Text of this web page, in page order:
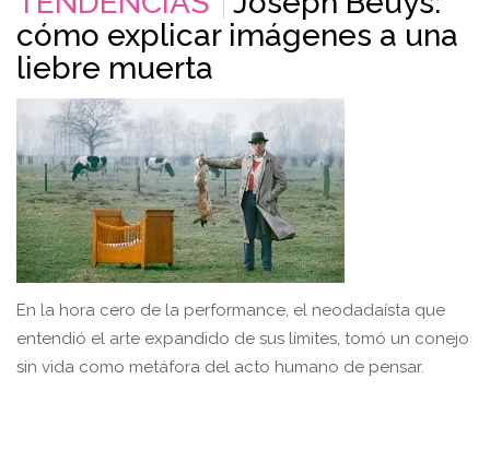
cómo explicar imágenes a una
liebre muerta
En la hora cero de la performance, el neodadaísta que
entendió el arte expandido de sus límites, tomó un conejo
sin vida como metáfora del acto humano de pensar.